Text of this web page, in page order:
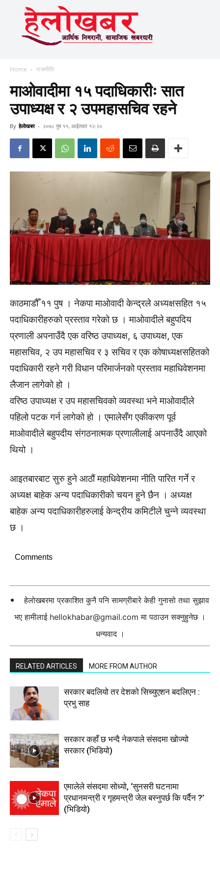
Home राजनीति
माओवादीमा १५ पदाधिकारीः सात
उपाध्यक्ष र २ उपमहासचिव रहने
By हेलाेखबर - २०७८ पुष ११, आईतवार १२:२०
काठमाडौँ ११ पुष । नेकपा माओवादी केन्द्रले अध्यक्षसहित १५
पदाधिकारीहरुको प्रस्ताव गरेको छ । माओवादीले बहुपदिय
प्रणाली अपनाउँदै एक वरिष्ठ उपाध्यक्ष, ६ उपाध्यक्ष, एक
महासचिव, २ उप महासचिव र ३ सचिव र एक कोषाध्यक्षसहितको
पदाधिकारी रहने गरी विधान परिमार्जनको प्रस्ताव महाधिवेशनमा
लैजान लागेको हो ।
वरिष्ठ उपाध्यक्ष र उप महासचिवको व्यवस्था भने माओवादीले
पहिलो पटक गर्न लागेको हो । एमालेसँग एकीकरण पूर्व
माओवादीले बहुपदीय संगठनात्मक प्रणालीलाई अपनाउँदै आएको
थियो ।
आइतबारबाट सुरु हुने आठौं महाधिवेशनमा नीति पारित गर्ने र
अध्यक्ष बाहेक अन्य पदाधिकारीको चयन हुने छैन । अध्यक्ष
बाहेक अन्य पदाधिकारीहरुलाई केन्द्रीय कमिटीले चुन्ने व्यवस्था
छ ।
Comments
हेलोखबरमा प्रकाशित कुनै पनि सामग्रीबारे केही गुनासो तथा सुझाव
भए हामीलाई hellokhabar@gmail.com मा पठाउन सक्नुहुनेछ ।
धन्यवाद ।
RELATED ARTICLES MORE FROM AUTHOR
सरकार बदलियो तर देशको सिच्युएशन बदलिएन :
प्रभु साह
सरकार कहाँ छ भन्दै नेकपाले संसदमा खोज्यो
सरकार (भिडियाे)
एमालेले संसदमा सोध्यो, ‘सुनसरी घटनामा
प्रधानमन्त्री र गृहमन्त्री जेल बस्नुपर्छ कि पर्दैन ?’
(भिडियाे)